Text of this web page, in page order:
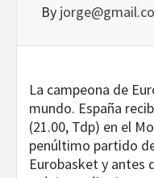
By
La campeona de
mundo. España
(21.00, Tdp) en el
penúltimo partido
Eurobasket y antes